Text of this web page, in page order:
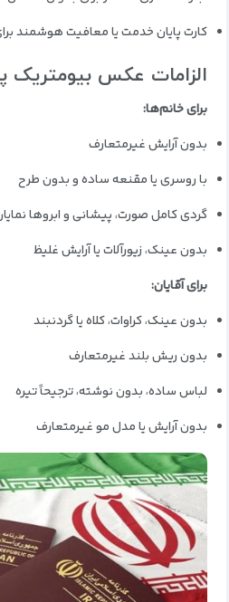
کارت پایان خدمت یا معافیت هوشمند
الزامات عکس بیومتریک
برای خانم‌ها:
بدون آرایش غیرمتعارف
با روسری یا مقنعه ساده و بدون طرح
گردی کامل صورت، پیشانی و ابروها
بدون عینک، زیورآلات یا آرایش غلیظ
برای آقایان:
بدون عینک، کراوات، کلاه یا گردنبند
بدون ریش بلند غیرمتعارف
لباس ساده، بدون نوشته، ترجیحاً تیره
بدون آرایش یا مدل مو غیرمتعارف